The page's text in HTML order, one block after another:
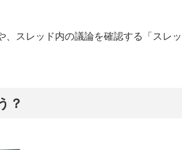
スレッド内の議論を確認する「スレッ
？